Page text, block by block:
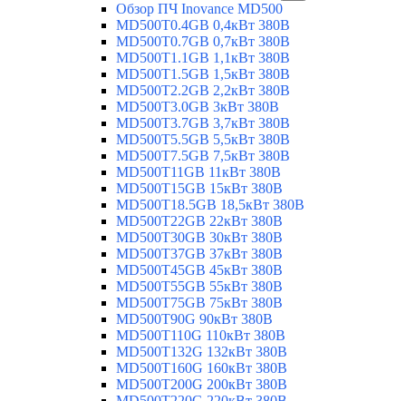
Обзор ПЧ Inovance MD500
MD500T0.4GB 0,4кВт 380В
MD500T0.7GB 0,7кВт 380В
MD500T1.1GB 1,1кВт 380В
MD500T1.5GB 1,5кВт 380В
MD500T2.2GB 2,2кВт 380В
MD500T3.0GB 3кВт 380В
MD500T3.7GB 3,7кВт 380В
MD500T5.5GB 5,5кВт 380В
MD500T7.5GB 7,5кВт 380В
MD500T11GB 11кВт 380В
MD500T15GB 15кВт 380В
MD500T18.5GB 18,5кВт 380В
MD500T22GB 22кВт 380В
MD500T30GB 30кВт 380В
MD500T37GB 37кВт 380В
MD500T45GB 45кВт 380В
MD500T55GB 55кВт 380В
MD500T75GB 75кВт 380В
MD500T90G 90кВт 380В
MD500T110G 110кВт 380В
MD500T132G 132кВт 380В
MD500T160G 160кВт 380В
MD500T200G 200кВт 380В